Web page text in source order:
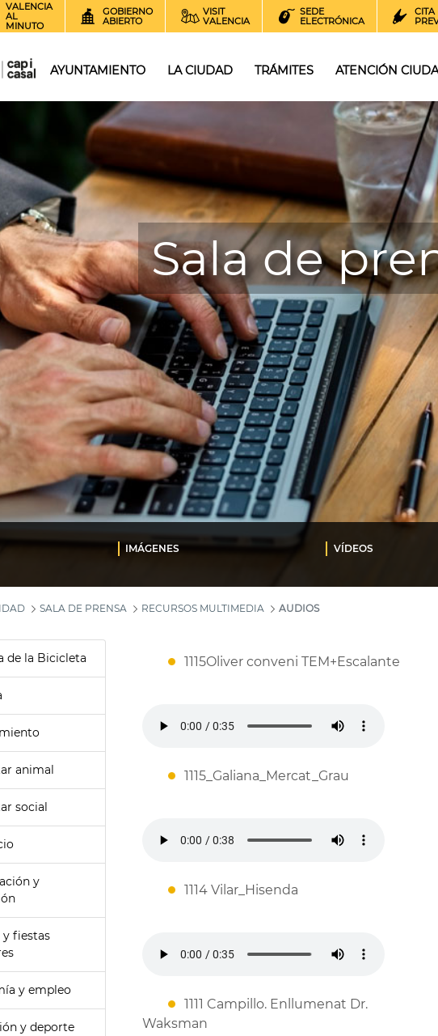
VALENCIA
AL
MINUTO
GOBIERNO
ABIERTO
VISIT
VALENCIA
SEDE
ELECTRÓNICA
CITA
AYUNTAMIENTO LA CIUDAD TRÁMITES ATENCIÓN
Sala de
IMÁGENES VÍDEOS
SALA DE PRENSA RECURSOS MULTIMEDIA AUDIOS
de la Bicicleta
animal
social
y
fiestas
y empleo
y deporte
1115Oliver conveni TEM+Escalante
1115_Galiana_Mercat_Grau
1114 Vilar_Hisenda
1111 Campillo. Enllumenat Dr.
Waksman